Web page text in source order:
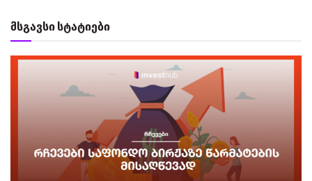
მსგავსი სტატიები